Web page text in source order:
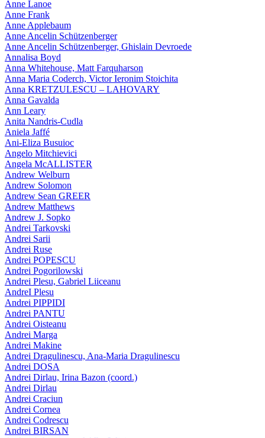
Anne Lanoe
Anne Frank
Anne Applebaum
Anne Ancelin Schützenberger
Anne Ancelin Schützenberger, Ghislain Devroede
Annalisa Boyd
Anna Whitehouse, Matt Farquharson
Anna Maria Coderch, Victor Ieronim Stoichita
Anna KRETZULESCU – LAHOVARY
Anna Gavalda
Ann Leary
Anita Nandris-Cudla
Aniela Jaffé
Ani-Eliza Busuioc
Angelo Mitchievici
Angela McALLISTER
Andrew Welburn
Andrew Solomon
Andrew Sean GREER
Andrew Matthews
Andrew J. Sopko
Andrei Tarkovski
Andrei Sarii
Andrei Ruse
Andrei POPESCU
Andrei Pogorilowski
Andrei Plesu, Gabriel Liiceanu
AndreI Plesu
Andrei PIPPIDI
Andrei PANTU
Andrei Oisteanu
Andrei Marga
Andrei Makine
Andrei Dragulinescu, Ana-Maria Dragulinescu
Andrei DOSA
Andrei Dirlau, Irina Bazon (coord.)
Andrei Dirlau
Andrei Craciun
Andrei Cornea
Andrei Codrescu
Andrei BIRSAN